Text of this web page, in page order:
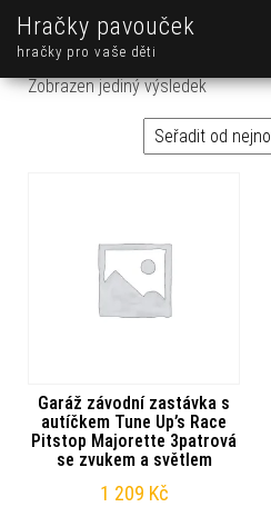
Hračky pavouček
hračky pro vaše děti
Zobrazen jediný výsledek
Garáž závodní zastávka s
autíčkem Tune Up’s Race
Pitstop Majorette 3patrová
se zvukem a světlem
1 209 Kč